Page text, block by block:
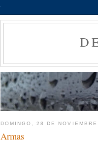
DOMINGO, 28 DE
Armas